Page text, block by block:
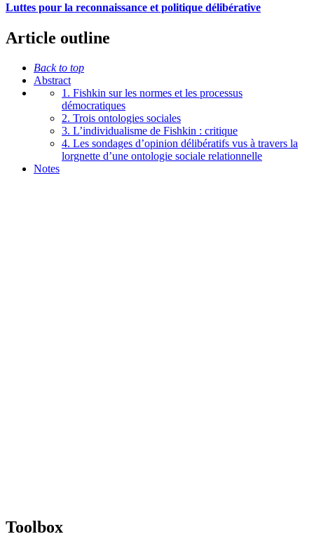
Luttes pour la reconnaissance et politique délibérative
Article outline
Back to top
Abstract
1. Fishkin sur les normes et les processus
démocratiques
2. Trois ontologies sociales
3. L’individualisme de Fishkin : critique
4. Les sondages d’opinion délibératifs vus à travers la
lorgnette d’une ontologie sociale relationnelle
Notes
Toolbox